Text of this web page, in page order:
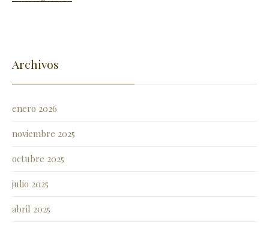
Archivos
enero 2026
noviembre 2025
octubre 2025
julio 2025
abril 2025